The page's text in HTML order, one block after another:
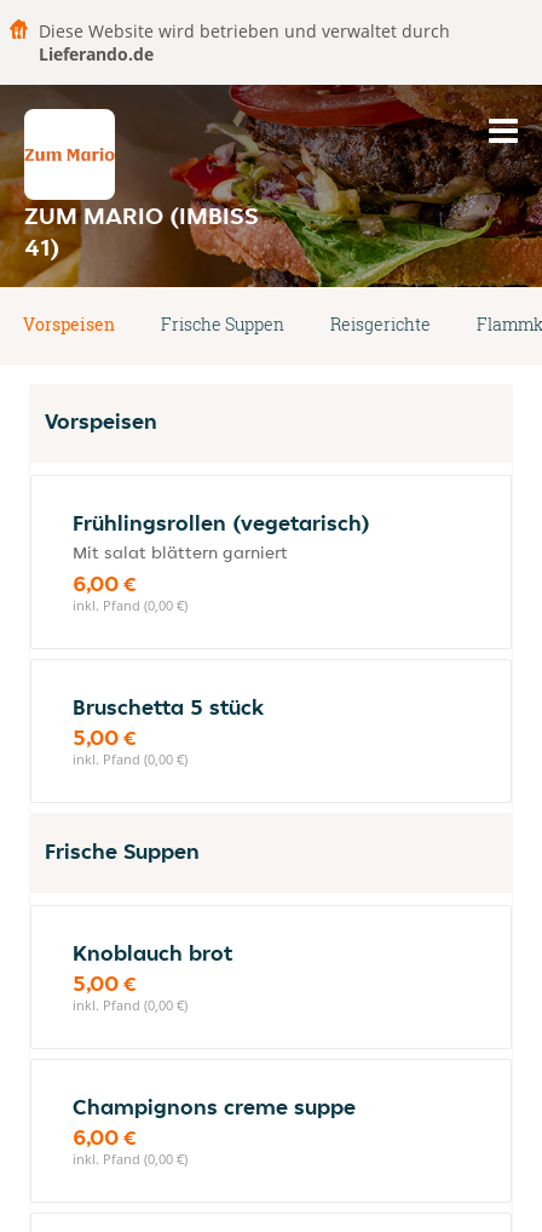
Diese Website wird betrieben und verwaltet durch
Lieferando.de
ZUM MARIO (IMBISS
41)
Vorspeisen Frische Suppen Reisgerichte
Vorspeisen
Frühlingsrollen (vegetarisch)
Mit salat blättern garniert
6,00 €
inkl. Pfand (0,00 €)
Bruschetta 5 stück
5,00 €
inkl. Pfand (0,00 €)
Frische Suppen
Knoblauch brot
5,00 €
inkl. Pfand (0,00 €)
Champignons creme suppe
6,00 €
inkl. Pfand (0,00 €)